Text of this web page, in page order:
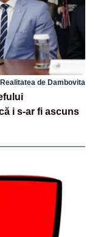
Realitatea de Dambovita
i s-ar fi ascuns